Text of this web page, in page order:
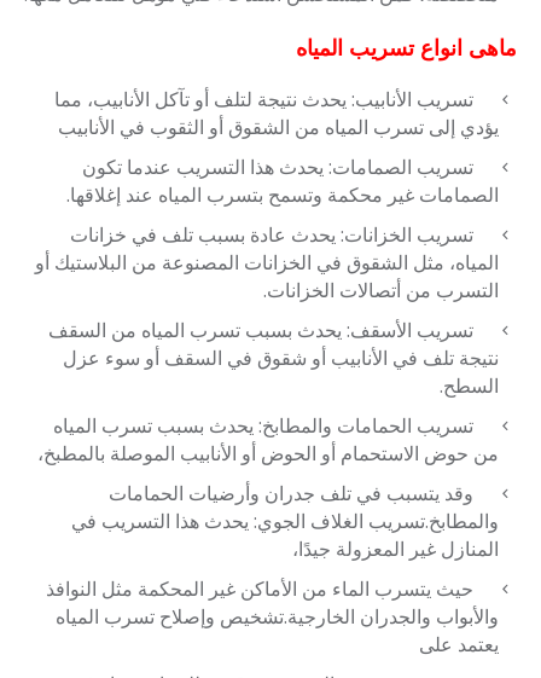
ماهى انواع تسريب المياه
تسريب الأنابيب: يحدث نتيجة لتلف أو تآكل الأنابيب، مما
يؤدي إلى تسرب المياه من الشقوق أو الثقوب في الأنابيب
تسريب الصمامات: يحدث هذا التسريب عندما تكون
الصمامات غير محكمة وتسمح بتسرب المياه عند إغلاقها.
تسريب الخزانات: يحدث عادة بسبب تلف في خزانات
المياه، مثل الشقوق في الخزانات المصنوعة من البلاستيك أو
التسرب من أتصالات الخزانات.
تسريب الأسقف: يحدث بسبب تسرب المياه من السقف
نتيجة تلف في الأنابيب أو شقوق في السقف أو سوء عزل
السطح.
تسريب الحمامات والمطابخ: يحدث بسبب تسرب المياه
من حوض الاستحمام أو الحوض أو الأنابيب الموصلة بالمطبخ،
وقد يتسبب في تلف جدران وأرضيات الحمامات
والمطابخ.تسريب الغلاف الجوي: يحدث هذا التسريب في
المنازل غير المعزولة جيدًا،
حيث يتسرب الماء من الأماكن غير المحكمة مثل النوافذ
والأبواب والجدران الخارجية.تشخيص وإصلاح تسرب المياه
يعتمد على